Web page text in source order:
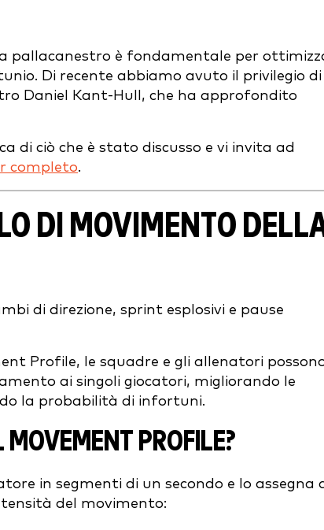
pallacanestro è fondamentale per
Di recente abbiamo avuto il privilegio di
Daniel Kant-Hull, che ha approfondito
di ciò che è stato discusso e vi invita ad
completo.
DI MOVIMENTO
di direzione, sprint esplosivi e pause
Profile, le squadre e gli allenatori
ai singoli giocatori, migliorando le
la probabilità di infortuni.
PROFILE?
in segmenti di un secondo e lo assegna
del movimento: